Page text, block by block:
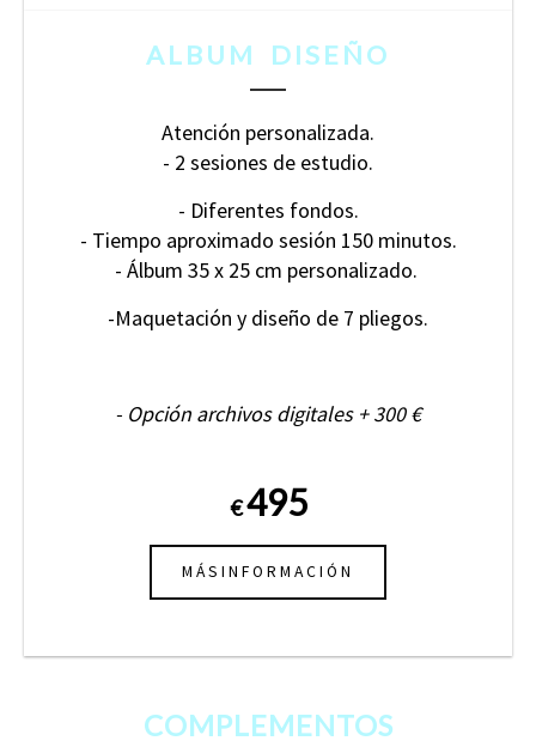
ALBUM DISEÑO
Atención personalizada.
- 2 sesiones de estudio.
- Diferentes fondos.
- Tiempo aproximado sesión 150 minutos.
- Álbum 35 x 25 cm personalizado.
-Maquetación y diseño de 7 pliegos.
- Opción archivos digitales + 300 €
€495
MÁSINFORMACIÓN
COMPLEMENTOS